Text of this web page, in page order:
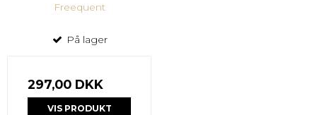
Freequent
På lager
297,00 DKK
VIS PRODUKT